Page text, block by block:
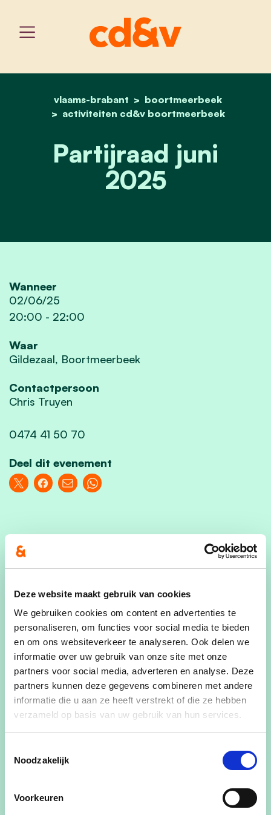
Deze website maakt gebruik van cookies
We gebruiken cookies om content en advertenties te
personaliseren, om functies voor social media te bieden
en om ons websiteverkeer te analyseren. Ook delen we
informatie over uw gebruik van onze site met onze
partners voor social media, adverteren en analyse. Deze
partners kunnen deze gegevens combineren met andere
informatie die u aan ze heeft verstrekt of die ze hebben
verzameld op basis van uw gebruik van hun services.
Noodzakelijk
Voorkeuren
home
vlaams-brabant
boortmeerbeek
activiteiten cd&v boortmeerbeek
partijraad juni 2025
Partijraad juni
2025
Wanneer
02/06/25
20:00 - 22:00
Waar
Gildezaal, Boortmeerbeek
Contactpersoon
Chris Truyen
0474 41 50 70
Deel dit evenement
Kom jij ook?
Voornaam
Achternaam
E-mailadres
Ja, ik wens de cd&v nieuwsbrief te ontvangen
Ja, cd&v mag me contacteren voor zaken aangaande dit
evenement